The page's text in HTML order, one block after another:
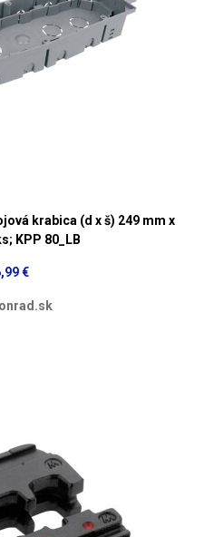
krabica (d x š) 249 mm x
KPP 80_LB
€